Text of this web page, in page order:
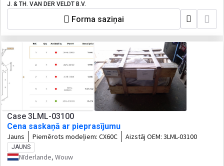
J. & TH. VAN DER VELDT B.V.
Forma saziņai
Case 3LML-03100
Cena saskaņā ar pieprasījumu
Jauns Piemērots modeļiem: CX60C Aizstāj OEM: 3LML-03100
JAUNS
Nīderlande, Wouw